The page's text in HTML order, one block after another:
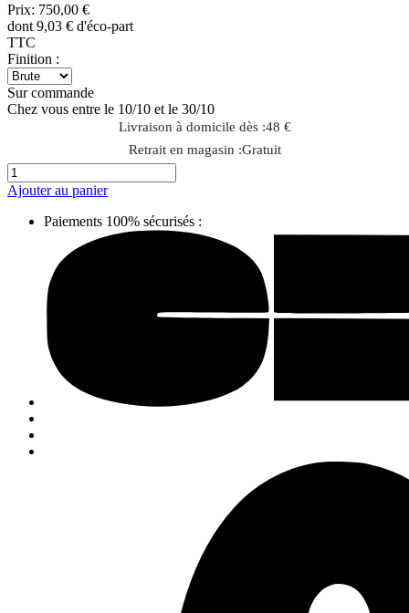
Prix: 750,00 €
dont 9,03 € d'éco-part
TTC
Finition :
Sur commande
Chez vous entre le 10/10 et le 30/10
Livraison à domicile dès :48 €
Retrait en magasin :Gratuit
Ajouter au panier
Paiements 100% sécurisés :